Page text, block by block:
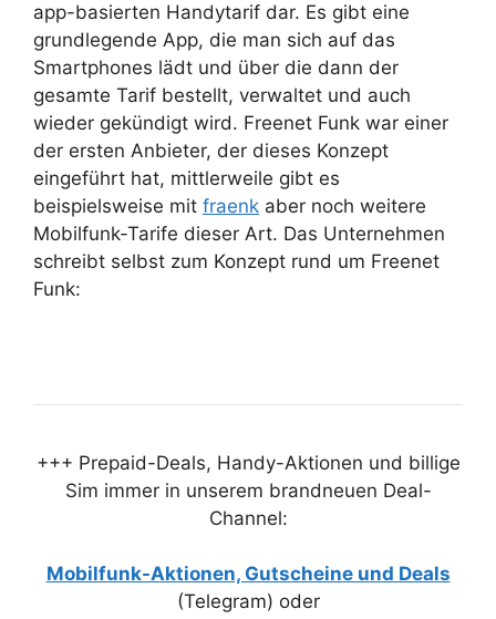
app-basierten Handytarif dar. Es gibt eine
grundlegende App, die man sich auf das
Smartphones lädt und über die dann der
gesamte Tarif bestellt, verwaltet und auch
wieder gekündigt wird. Freenet Funk war einer
der ersten Anbieter, der dieses Konzept
eingeführt hat, mittlerweile gibt es
beispielsweise mit fraenk aber noch weitere
Mobilfunk-Tarife dieser Art. Das Unternehmen
schreibt selbst zum Konzept rund um Freenet
Funk:
+++ Prepaid-Deals, Handy-Aktionen und billige
Sim immer in unserem brandneuen Deal-
Channel:
Mobilfunk-Aktionen, Gutscheine und Deals
(Telegram) oder